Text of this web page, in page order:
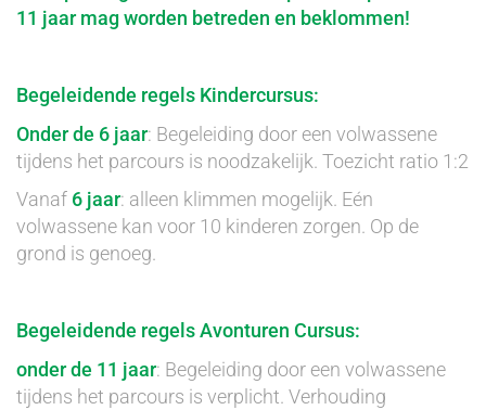
11 jaar mag worden betreden en beklommen!
Begeleidende regels Kindercursus:
Onder de 6 jaar: Begeleiding door een volwassene
tijdens het parcours is noodzakelijk. Toezicht ratio 1:2
Vanaf 6 jaar: alleen klimmen mogelijk. Eén
volwassene kan voor 10 kinderen zorgen. Op de
grond is genoeg.
Begeleidende regels Avonturen Cursus:
onder de 11 jaar: Begeleiding door een volwassene
tijdens het parcours is verplicht. Verhouding